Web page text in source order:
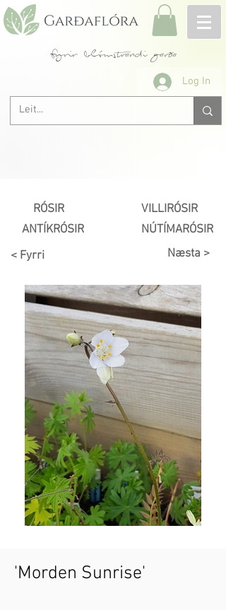
fyrir blómstrandi garða
Log In
RÓSIR
ANTÍKRÓSIR
< Fyrri
VILLIRÓSIR
NÚTÍMARÓSIR
Næsta >
'Morden Sunrise'